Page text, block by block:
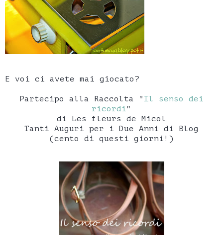
E voi ci avete mai giocato?
Partecipo alla Raccolta " Il senso dei
ricordi"
di Les fleurs de Micol
Tanti Auguri per i Due Anni di Blog
(cento di questi giorni!)